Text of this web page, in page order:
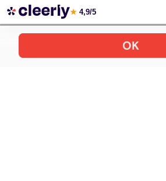
Votre simulation gratuite et personnalisée
★ 4,9/5